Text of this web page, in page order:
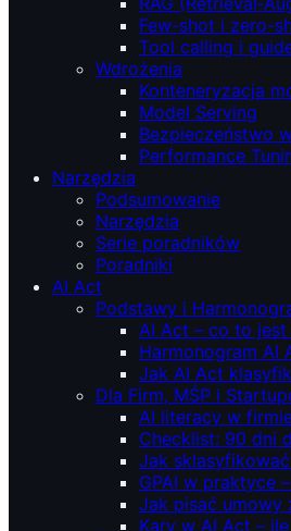
Few-shot i zero-
Tool calling i
Wdrożenia
Konteneryzacja
Model Serving
Bezpieczeństwo
Performance
Narzędzia
Podsumowanie
Narzędzia
Serie poradników
Poradniki
AI Act
Podstawy i
AI Act – co to
Harmonogram AI
Jak AI Act
Dla Firm, MŚP i
AI literacy w
Checklist: 90 dni
Jak
GPAI w praktyce
Jak pisać umowy
Kary w AI Act –